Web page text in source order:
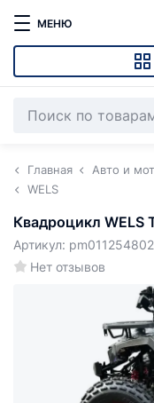
МЕНЮ
Главная Авто и
WELS
Квадроцикл WELS
Нет отзывов
Артикул: